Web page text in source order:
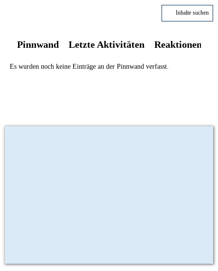
Inhalte suchen
Pinnwand Letzte Aktivitäten Reaktionen
Es wurden noch keine Einträge an der Pinnwand verfasst.